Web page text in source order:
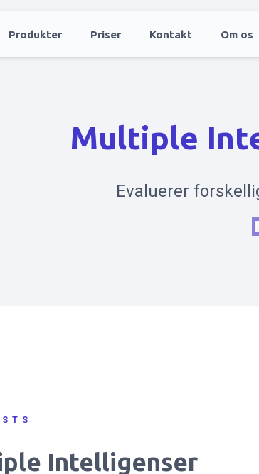
Produkter Priser Kontakt Om os
Multiple
Evaluerer
Intelligenser